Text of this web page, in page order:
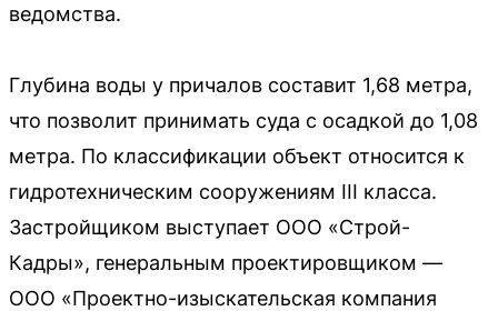
ведомства.
Глубина воды у причалов составит 1,68 метра,
что позволит принимать суда с осадкой до 1,08
метра. По классификации объект относится к
гидротехническим сооружениям III класса.
Застройщиком выступает ООО «Строй-
Кадры», генеральным проектировщиком —
ООО «Проектно-изыскательская компания